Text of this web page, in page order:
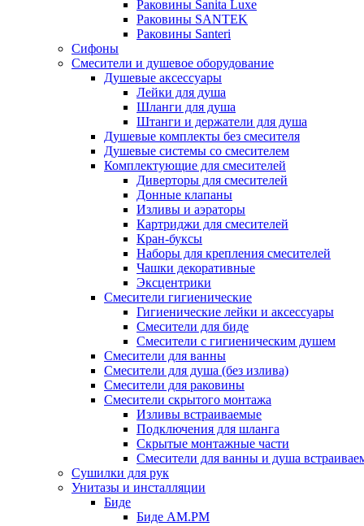
Раковины Sanita Luxe
Раковины SANTEK
Раковины Santeri
Сифоны
Смесители и душевое оборудование
Душевые аксессуары
Лейки для душа
Шланги для душа
Штанги и держатели для душа
Душевые комплекты без смесителя
Душевые системы со смесителем
Комплектующие для смесителей
Диверторы для смесителей
Донные клапаны
Изливы и аэраторы
Картриджи для смесителей
Кран-буксы
Наборы для крепления смесителей
Чашки декоративные
Эксцентрики
Смесители гигиенические
Гигиенические лейки и аксессуары
Смесители для биде
Смесители с гигиеническим душем
Смесители для ванны
Смесители для душа (без излива)
Смесители для раковины
Смесители скрытого монтажа
Изливы встраиваемые
Подключения для шланга
Скрытые монтажные части
Смесители для ванны и душа
Сушилки для рук
Унитазы и инсталляции
Биде
Биде AM.PM